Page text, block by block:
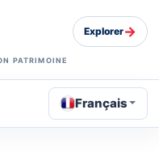
PATRIMOINE
Explorer→
Français